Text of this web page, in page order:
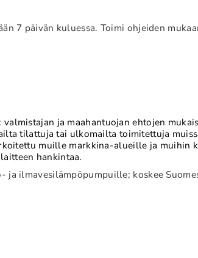
7 päivän kuluessa. Toimi ohjeiden
: valmistajan ja maahantuojan ehtojen
tilattuja tai ulkomailta toimitettuja
muille markkina-alueille ja muihin
hankintaa.
ilmavesilämpöpumpuille; koskee